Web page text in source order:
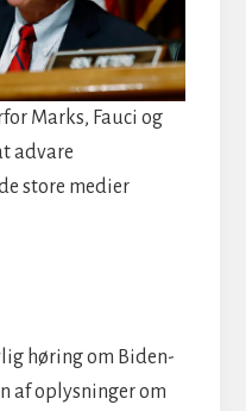
Marks, Fauci og
advare
store medier
høring om Biden-
af oplysninger om